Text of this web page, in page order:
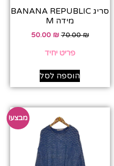
סריג BANANA REPUBLIC
מידה M
70.00₪
50.00 ₪
פריט יחיד
הוספה לסל
מבצע!